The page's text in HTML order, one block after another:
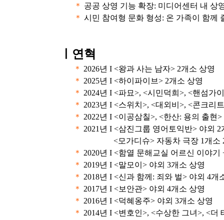
＊ 공공 상영 기능 확장: 미디어센터 내 상
＊ 시민 참여형 문화 형성: 온 가족이 함께
ㅣ연혁
＊ 2026년 I <왕과 사는 남자> 2개소 상영
＊ 2025년 I <하이파이브> 2개소 상영
＊ 2024년 I <파묘>, <시민덕희>, <핸섬가
＊ 2023년 I <스위치>, <대외비>, <콘크리
＊ 2022년 I <이공삼칠>, <한산: 용의 출현
＊ 2021년 I <삼진그룹 영어토익반> 야외
<모가디슈> 자동차 극장 1개소
＊ 2020년 I <함열 문해교실 어르신 이야
＊ 2019년 I <말모이> 야외 3개소 상영
＊ 2018년 I <신과 함께: 죄와 벌> 야외 4개
＊ 2017년 I <보안관> 야외 4개소 상영
＊ 2016년 I <덕혜옹주> 야외 3개소 상영
＊ 2014년 I <변호인>, <수상한 그녀>, <더